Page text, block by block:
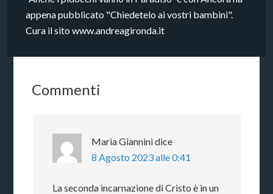
appena pubblicato "Chiedetelo ai vostri bambini".
Cura il sito www.andreagironda.it
Commenti
Maria Gianninidice
8 Agosto 2023 alle 0:41
La seconda incarnazione di Cristo è in un